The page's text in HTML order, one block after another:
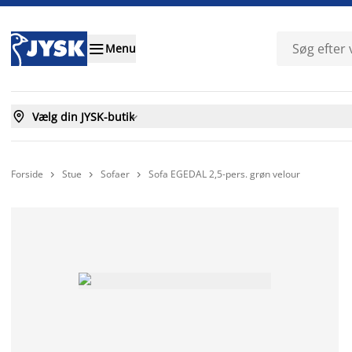
Menu
 Vælg din JYSK-butik
Forside  Stue  Sofaer  Sofa EGEDAL 2,5-pers. grøn velour